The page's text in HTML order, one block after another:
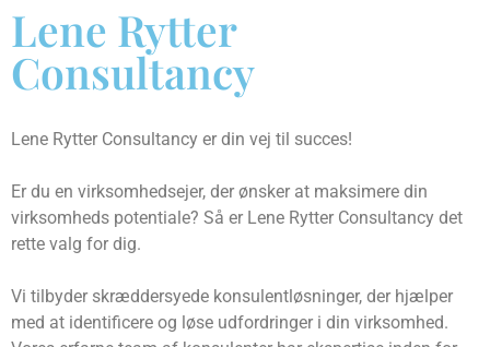
Lene Rytter
Consultancy
Lene Rytter Consultancy er din vej til succes!
Er du en virksomhedsejer, der ønsker at maksimere din
virksomheds potentiale? Så er Lene Rytter Consultancy det
rette valg for dig.
Vi tilbyder skræddersyede konsulentløsninger, der hjælper
med at identificere og løse udfordringer i din virksomhed.